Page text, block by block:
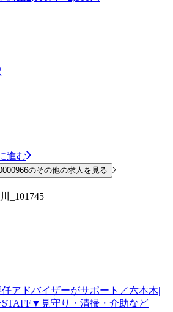
進む
のその他の求人を見る
_101745
アドバイザーがサポート／六本木|
見守り・清掃・介助など